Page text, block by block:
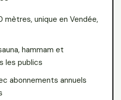
mètres, unique en Vendée,
hammam et
les publics
abonnements annuels